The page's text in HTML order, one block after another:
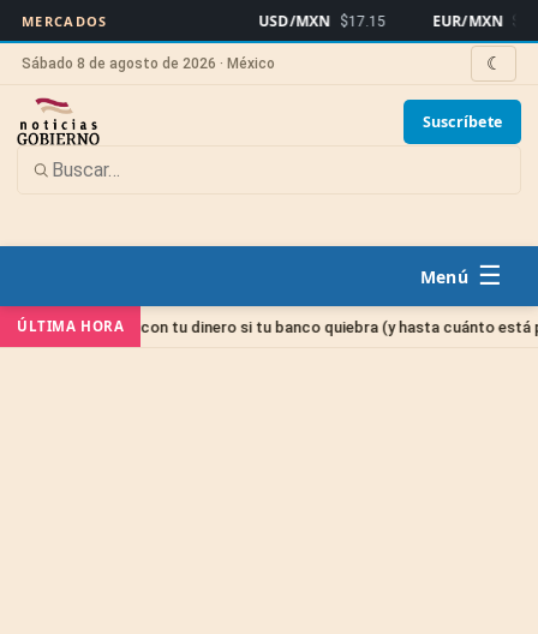
MERCADOS USD/MXN $17.15 EUR/MXN
Sábado 8 de agosto de 2026 · México ☾
Suscríbete
☰
ÚLTIMA HORA
qué pasa con tu dinero si tu banco quiebra (y hasta cuánto está